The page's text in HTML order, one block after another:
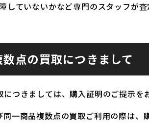
ていないかなど専門のスタッフが査
点の買取につきまして
つきましては、購入証明のご提示を
一商品複数点の買取ご利用の際は